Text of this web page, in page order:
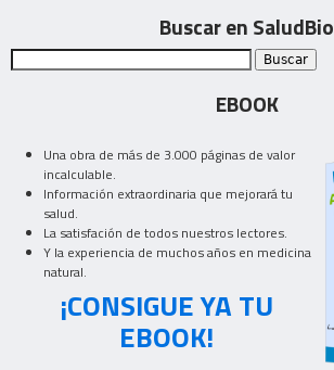
Buscar en SaludBio
EBOOK
Una obra de más de 3.000 páginas de valor
incalculable.
Información extraordinaria que mejorará tu
salud.
La satisfación de todos nuestros lectores.
Y la experiencia de muchos años en medicina
natural.
¡CONSIGUE YA TU
EBOOK!